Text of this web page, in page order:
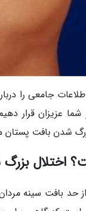
جامعی را
شدن بافت
اختلال